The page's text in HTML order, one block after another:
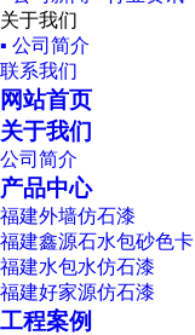
关于我们
▪ 公司简介
联系我们
网站首页
关于我们
公司简介
产品中心
福建外墙仿石漆
福建鑫源石水包砂色卡
福建水包水仿石漆
福建好家源仿石漆
工程案例